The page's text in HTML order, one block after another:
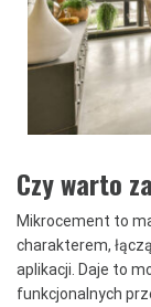
Czy warto
Mikrocement to
charakterem,
aplikacji. Daje to
funkcjonalnych